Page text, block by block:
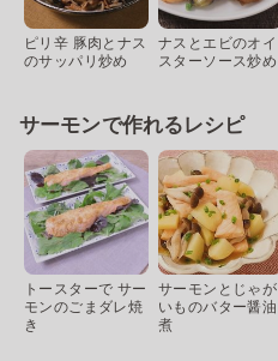
ピリ辛 豚肉とナス
のサッパリ炒め
ナスとエビのオイ
スターソース炒め
サーモンで作れるレシピ
トースターで サー
モンのごまダレ焼
き
サーモンとじゃが
いものバター醤油
煮